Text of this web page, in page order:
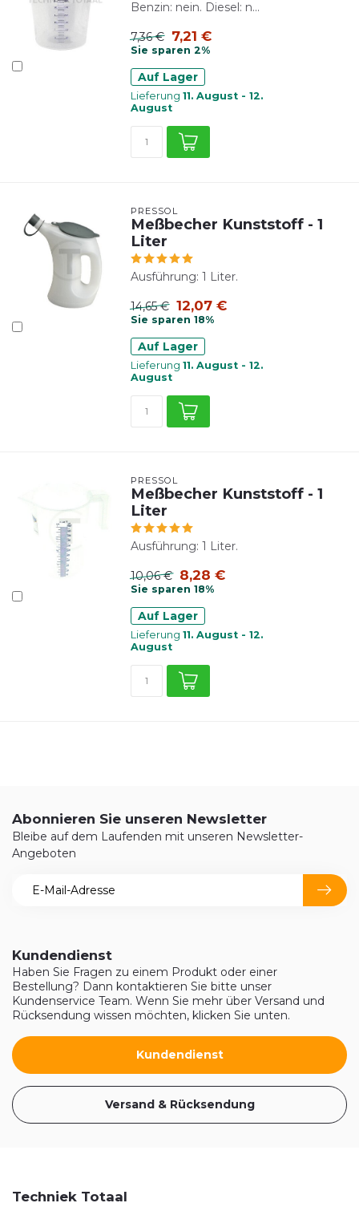
Benzin: nein. Diesel: n...
7,36 € 7,21 €
Sie sparen 2%
Auf Lager
Lieferung 11. August - 12.
August
PRESSOL
Meßbecher Kunststoff - 1
Liter
Ausführung: 1 Liter.
14,65 € 12,07 €
Sie sparen 18%
Auf Lager
Lieferung 11. August - 12.
August
PRESSOL
Meßbecher Kunststoff - 1
Liter
Ausführung: 1 Liter.
10,06 € 8,28 €
Sie sparen 18%
Auf Lager
Lieferung 11. August - 12.
August
Kundendienst
Haben Sie Fragen zu einem Produkt oder einer
Bestellung? Dann kontaktieren Sie bitte unser
Kundenservice Team. Wenn Sie mehr über Versand und
Rücksendung wissen möchten, klicken Sie unten.
Kundendienst
Versand & Rücksendung
Abonnieren Sie unseren Newsletter
Bleibe auf dem Laufenden mit unseren Newsletter-
Angeboten
Techniek Totaal